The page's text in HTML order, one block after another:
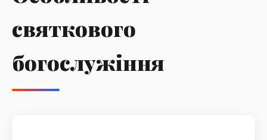
святкового
богослужіння